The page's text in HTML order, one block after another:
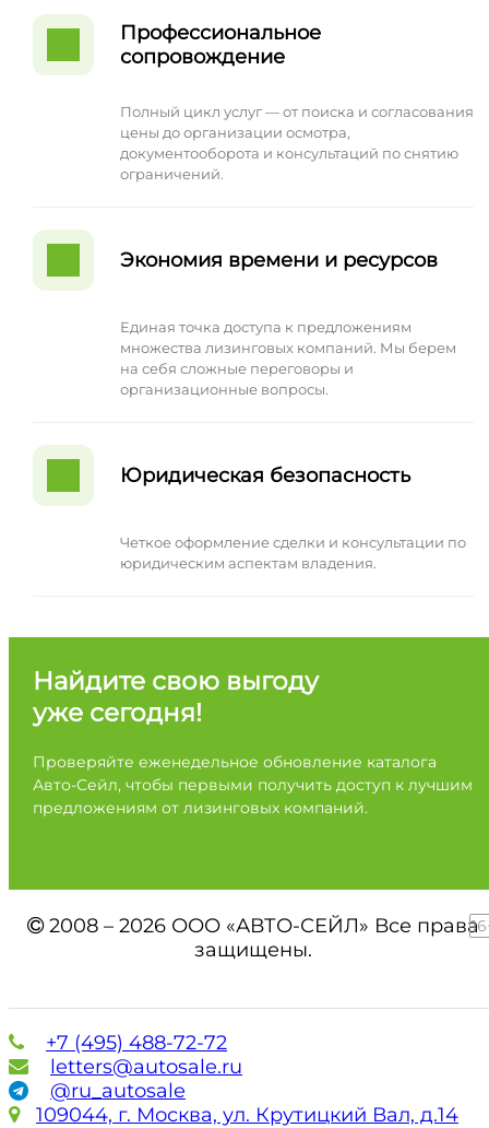
Профессиональное
сопровождение
Полный цикл услуг — от поиска и согласования
цены до организации осмотра,
документооборота и консультаций по снятию
ограничений.
Экономия времени и ресурсов
Единая точка доступа к предложениям
множества лизинговых компаний. Мы берем
на себя сложные переговоры и
организационные вопросы.
Юридическая безопасность
Четкое оформление сделки и консультации по
юридическим аспектам владения.
Найдите свою выгоду
уже сегодня!
Проверяйте еженедельное обновление каталога
Авто-Сейл, чтобы первыми получить доступ к лучшим
предложениям от лизинговых компаний.
2008 – 2026 ООО «АВТО-СЕЙЛ» Все права
защищены.
+7 (495) 488-72-72
letters@autosale.ru
@ru_autosale
109044, г. Москва, ул. Крутицкий Вал, д.14